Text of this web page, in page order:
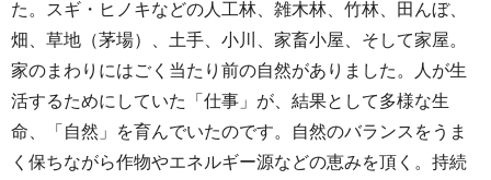
た。スギ・ヒノキなどの人工林、雑木林、竹林、田んぼ、
畑、草地（茅場）、土手、小川、家畜小屋、そして家屋。
家のまわりにはごく当たり前の自然がありました。人が生
活するためにしていた「仕事」が、結果として多様な生
命、「自然」を育んでいたのです。自然のバランスをうま
く保ちながら作物やエネルギー源などの恵みを頂く。持続